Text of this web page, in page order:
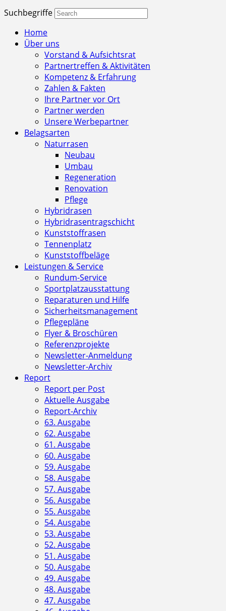
Suchbegriffe
Home
Über uns
Vorstand & Aufsichtsrat
Partnertreffen & Aktivitäten
Kompetenz & Erfahrung
Zahlen & Fakten
Ihre Partner vor Ort
Partner werden
Unsere Werbepartner
Belagsarten
Naturrasen
Neubau
Umbau
Regeneration
Renovation
Pflege
Hybridrasen
Hybridrasentragschicht
Kunststoffrasen
Tennenplatz
Kunststoffbeläge
Leistungen & Service
Rundum-Service
Sportplatzausstattung
Reparaturen und Hilfe
Sicherheitsmanagement
Pflegepläne
Flyer & Broschüren
Referenzprojekte
Newsletter-Anmeldung
Newsletter-Archiv
Report
Report per Post
Aktuelle Ausgabe
Report-Archiv
63. Ausgabe
62. Ausgabe
61. Ausgabe
60. Ausgabe
59. Ausgabe
58. Ausgabe
57. Ausgabe
56. Ausgabe
55. Ausgabe
54. Ausgabe
53. Ausgabe
52. Ausgabe
51. Ausgabe
50. Ausgabe
49. Ausgabe
48. Ausgabe
47. Ausgabe